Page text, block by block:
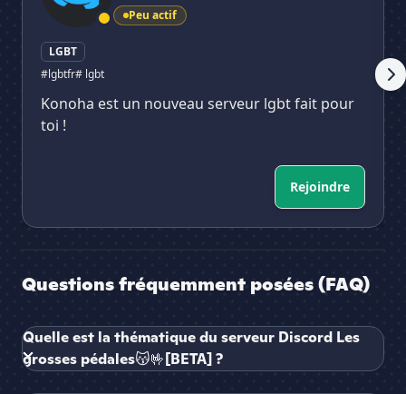
Peu actif
LGBT
#lgbtfr# lgbt
Konoha est un nouveau serveur lgbt fait pour
toi !
Rejoindre
Questions fréquemment posées (FAQ)
Quelle est la thématique du serveur Discord Les
grosses pédales😽🤟[BETA] ?